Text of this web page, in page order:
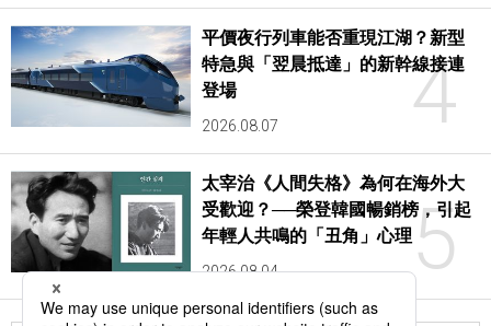
4
平價夜行列車能否重現江湖？新型
特急與「翌晨抵達」的新幹線接連
登場
2026.08.07
5
太宰治《人間失格》為何在海外大
受歡迎？──榮登韓國暢銷榜，引起
年輕人共鳴的「丑角」心理
2026.08.04